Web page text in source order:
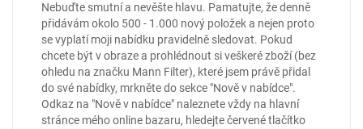
Nebuďte smutní a nevěšte hlavu. Pamatujte, že denně
přidávám okolo 500 - 1.000 nový položek a nejen proto
se vyplatí moji nabídku pravidelně sledovat. Pokud
chcete být v obraze a prohlédnout si veškeré zboží (bez
ohledu na značku Mann Filter), které jsem právě přidal
do své nabídky, mrkněte do sekce "Nově v nabídce".
Odkaz na "Nově v nabídce" naleznete vždy na hlavní
stránce mého online bazaru, hledejte červené tlačítko